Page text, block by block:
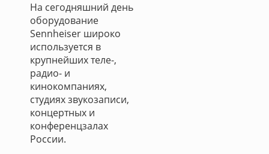
На сегодняшний день
оборудование
Sennheiser широко
используется в
крупнейших теле-,
радио- и
кинокомпаниях,
студиях звукозаписи,
концертных и
конференцзалах
России.